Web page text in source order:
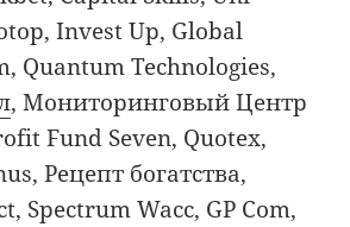
Invest Up, Global
Quantum Technologies,
, Мониторинговый Центр
Fund Seven, Quotex,
Рецепт богатства,
Spectrum Wacc, GP Com,